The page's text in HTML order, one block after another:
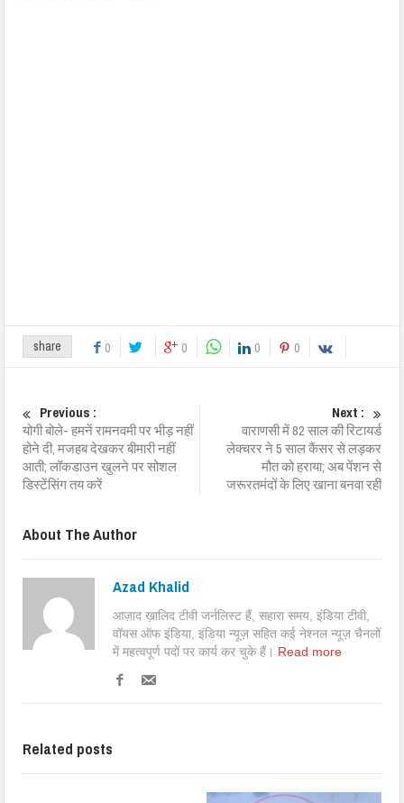
share 0 0 0 0
Previous :
योगी बोले- हमनें रामनवमी पर भीड़ नहीं
होने दी, मजहब देखकर बीमारी नहीं
आती; लॉकडाउन खुलने पर सोशल
डिस्टेंसिंग तय करें
Next :
वाराणसी में 82 साल की रिटायर्ड
लेक्चरर ने 5 साल कैंसर से लड़कर
मौत को हराया; अब पेंशन से
जरूरतमंदों के लिए खाना बनवा रहीं
About The Author
Azad Khalid
आज़ाद ख़ालिद टीवी जर्नलिस्ट हैं, सहारा समय, इंडिया टीवी,
वॉयस ऑफ इंडिया, इंडिया न्यूज़ सहित कई नेश्नल न्यूज़ चैनलों
में महत्वपूर्ण पदों पर कार्य कर चुके हैं। Read more
Related posts